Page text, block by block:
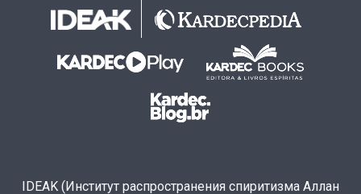
IDEAK (Институт распространения спиритизма Аллан